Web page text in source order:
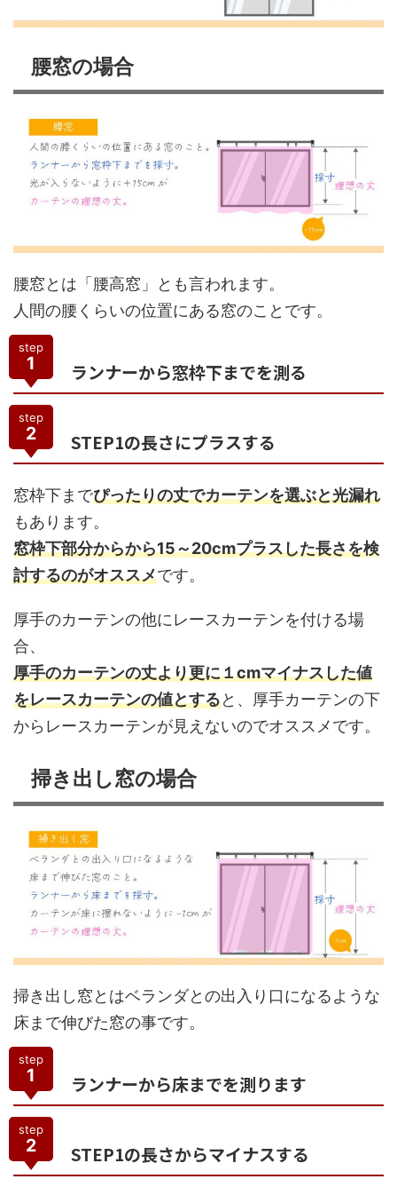
腰窓の場合
腰窓とは「腰高窓」とも言われます。
人間の腰くらいの位置にある窓のことです。
step
1 ランナーから窓枠下までを測る
step
2 STEP1の長さにプラスする
窓枠下までぴったりの丈でカーテンを選ぶと光漏れ
もあります。
窓枠下部分からから15～20cmプラスした長さを検
討するのがオススメです。
厚手のカーテンの他にレースカーテンを付ける場
合、
厚手のカーテンの丈より更に１cmマイナスした値
をレースカーテンの値とすると、厚手カーテンの下
からレースカーテンが見えないのでオススメです。
掃き出し窓の場合
掃き出し窓とはベランダとの出入り口になるような
床まで伸びた窓の事です。
step
1 ランナーから床までを測ります
step
2 STEP1の長さからマイナスする